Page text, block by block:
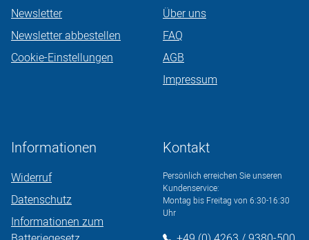
Newsletter
Newsletter abbestellen
Cookie-Einstellungen
Über uns
FAQ
AGB
Impressum
Informationen
Widerruf
Datenschutz
Informationen zum
Kontakt
Persönlich erreichen Sie unseren
Kundenservice:
Montag bis Freitag von 6:30-16:30
Uhr